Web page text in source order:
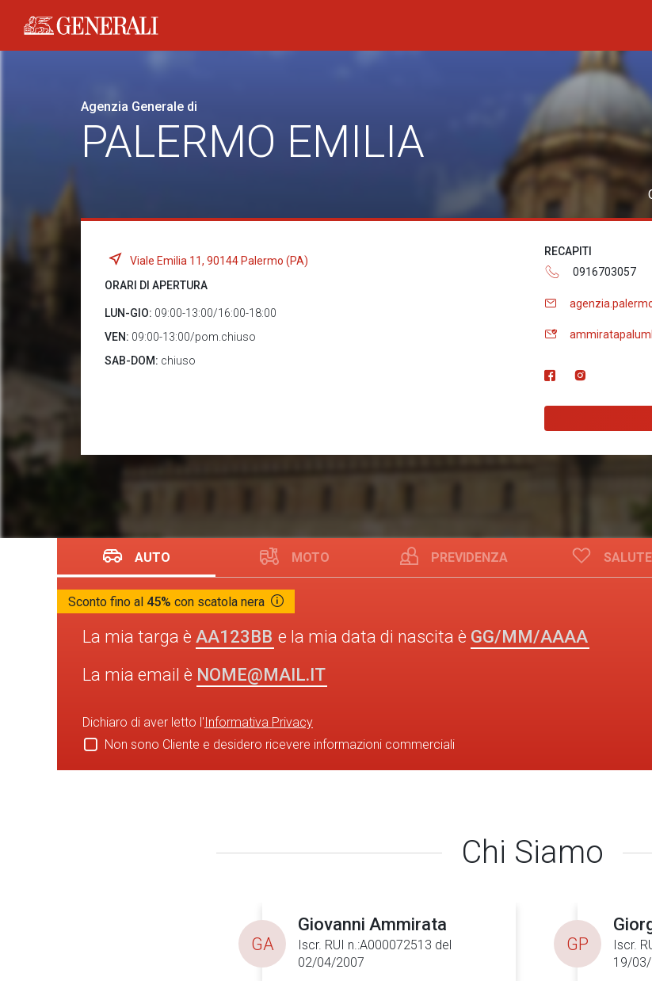
Generali logo
Agenzia Generale di
PALERMO EMILIA
Viale Emilia 11, 90144 Palermo (PA)
ORARI DI APERTURA
LUN-GIO: 09:00-13:00/16:00-18:00
VEN: 09:00-13:00/pom.chiuso
SAB-DOM: chiuso
RECAPITI
0916703057
AUTO MOTO PREVIDENZA SALUTE
Sconto fino al 45% con scatola nera
La mia targa è e la mia data di nascita è
La mia email è
Dichiaro di aver letto l'Informativa Privacy
Non sono Cliente e desidero ricevere informazioni commerciali
Chi Siamo
Giovanni Ammirata
Iscr. RUI n.:A000072513 del
02/04/2007
GA
Iscr.
19/
GP